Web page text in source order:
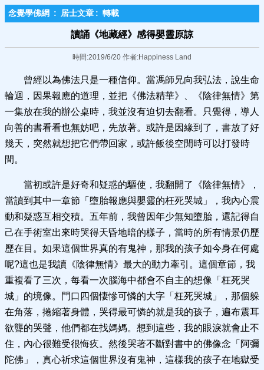
念覺學佛網 : 居士文章 : 轉載
讀誦《地藏經》感得嬰靈原諒
時間:2019/6/20 作者:Happiness Land
曾經以為佛法只是一種信仰。當馮師兄向我弘法，說生命
輪迴，因果報應的道理，並把《佛法精華》、《陰律無情》第
一集放在我的辦公桌時，我並沒有迫切去翻看。只覺得，導人
向善的書看看也無妨吧，先放著。或許是因緣到了，書放了好
幾天，突然就想把它們帶回家，或許飯後空閒時可以打發時
間。
當初或許是好奇和疑惑的驅使，我翻開了《陰律無情》，
當讀到其中一章節「墮胎報應與嬰靈的枉死哭城」，我內心震
動和疑惑互相交積。五年前，我曾因年少無知墮胎，還記得自
己在手術室出來時哭得天昏地暗的樣子，當時的所有情景仍歷
歷在目。如果這個世界真的有鬼神，那我的孩子如今身在何處
呢?這也是我讀《陰律無情》最大的動力牽引。這個章節，我
重複看了三次，每看一次腦海中都會不自主的想像「枉死哭
城」的境像。門口四個悽慘可憐的大字「枉死哭城」，那個躲
在角落，捲縮著身體，哭得最可憐的就是我的孩子，遍布震耳
欲聾的哭聲，他們都在找媽媽。想到這些，我的眼淚就會止不
住，內心很難受很悔疚。然後哭著不斷對書中的佛像念「阿彌
陀佛」，真心祈求這個世界沒有鬼神，這樣我的孩子在地獄受